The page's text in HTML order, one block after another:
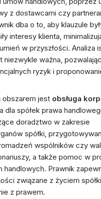
z dostawcami czy
dba o to, aby klauzule
interesy klienta,
w przyszłości. Analiza
niezwykle ważna,
ryzyk i
obszarem jest obsługa
dla spółek prawa
doradztwo w zakresie
spółki,
wspólników czy
a także pomoc w
handlowych. Prawnik
związane z życiem
z prawem.